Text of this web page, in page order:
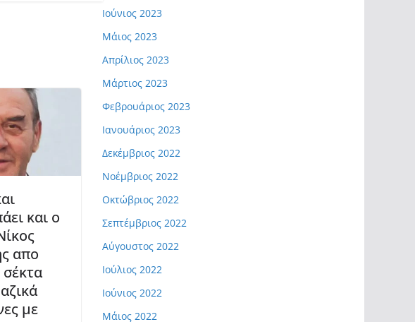
και ο
απο
με
Ιούνιος 2023
Μάιος 2023
Απρίλιος 2023
Μάρτιος 2023
Φεβρουάριος 2023
Ιανουάριος 2023
Δεκέμβριος 2022
Νοέμβριος 2022
Οκτώβριος 2022
Σεπτέμβριος 2022
Αύγουστος 2022
Ιούλιος 2022
Ιούνιος 2022
Μάιος 2022